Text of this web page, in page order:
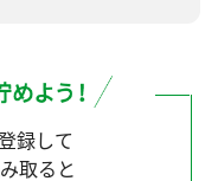
録して
取ると